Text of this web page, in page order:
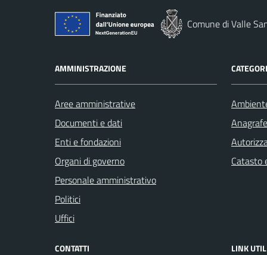
Comune di Valle
AMMINISTRAZIONE
Aree amministrative
Documenti e dati
Enti e fondazioni
Organi di governo
Personale amministrativo
Politici
Uffici
Catasto
CONTATTI LINK